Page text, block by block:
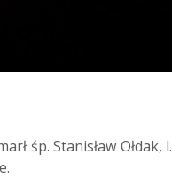
śp. Stanisław Ołdak, l.